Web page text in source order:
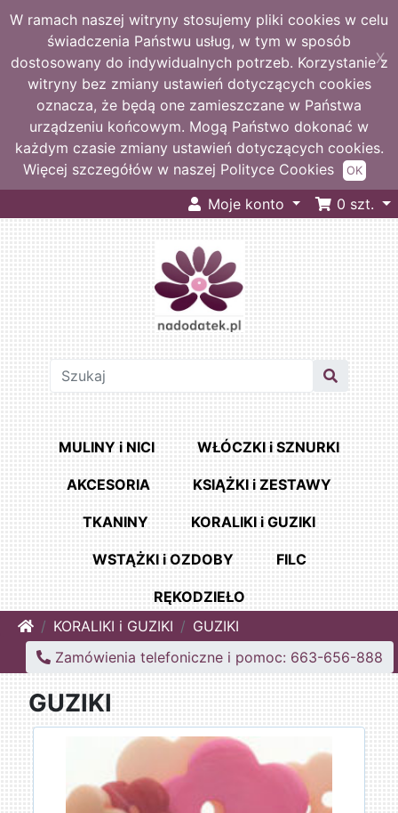
W ramach naszej witryny stosujemy pliki cookies w celu
świadczenia Państwu usług, w tym w sposób
dostosowany do indywidualnych potrzeb. Korzystanie z
witryny bez zmiany ustawień dotyczących cookies
oznacza, że będą one zamieszczane w Państwa
urządzeniu końcowym. Mogą Państwo dokonać w
każdym czasie zmiany ustawień dotyczących cookies.
Więcej szczegółów w naszej Polityce Cookies
X
OK
Moje konto 0 szt.
MULINY i NICI WŁÓCZKI i SZNURKI
AKCESORIA KSIĄŻKI i ZESTAWY
TKANINY KORALIKI i GUZIKI
WSTĄŻKI i OZDOBY FILC
RĘKODZIEŁO
HomeKORALIKI i GUZIKI
GUZIKI
Zamówienia telefoniczne i pomoc: 663-656-888
GUZIKI